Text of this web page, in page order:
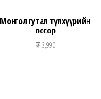
Монгол гутал түлхүүрийн
оосор
₮3,990